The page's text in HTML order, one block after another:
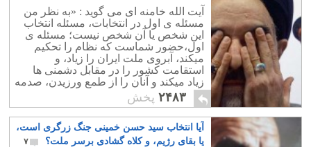
آیت الله خامنه ای می گوید : «به نظر من
مسئله ی اول در انتخابات، مسئله انتخاب
این شخص یا آن شخص نیست؛ مسئله ی
اول،حضور شماست که نظام را تحکیم
میکند، آبروی ملت ایران را زیاد، و
استقامت کشور را در مقابل دشمنی ها
زیاد میکند و آنان را از طمع ورزیدن، صدمه
و ضربه زدن به کشور، و فساد و فتنه
منصرف میکند."
۲۴۸۳ پخش
آیا انتخاب سید حسن خمینی جنگ زرگری است،
یا بقای رژیم، و کلاه گشادی برسر ملت؟
۷